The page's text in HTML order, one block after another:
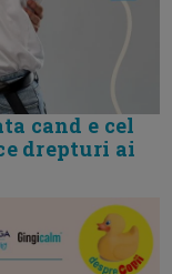
cand e cel
drepturi ai